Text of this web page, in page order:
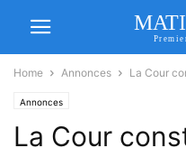
Home Annonces La Cour
Annonces
La Cour